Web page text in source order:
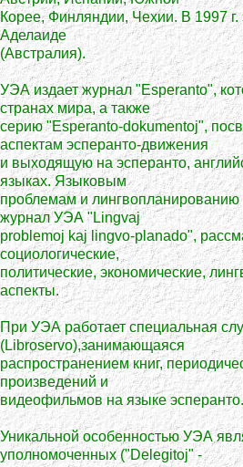
Корее, Финляндии, Чехии. В 1997 г.
Аделаиде
(Австралия).
УЭА издает журнал "Esperanto",
странах мира, а также
серию "Esperanto-dokumentoj",
аспектам эсперанто-движения
и выходящую на эсперанто,
языках. Языковым
проблемам и
журнал УЭА "Lingvaj
problemoj kaj lingvo-planado",
социологические,
политические, экономические,
аспекты.
При УЭА работает специальная
(Libroservo),занимающаяся
распространением книг,
произведений и
видеофильмов на языке эсперанто.
Уникальной особенностью УЭА
уполномоченных ("Delegitoj" -